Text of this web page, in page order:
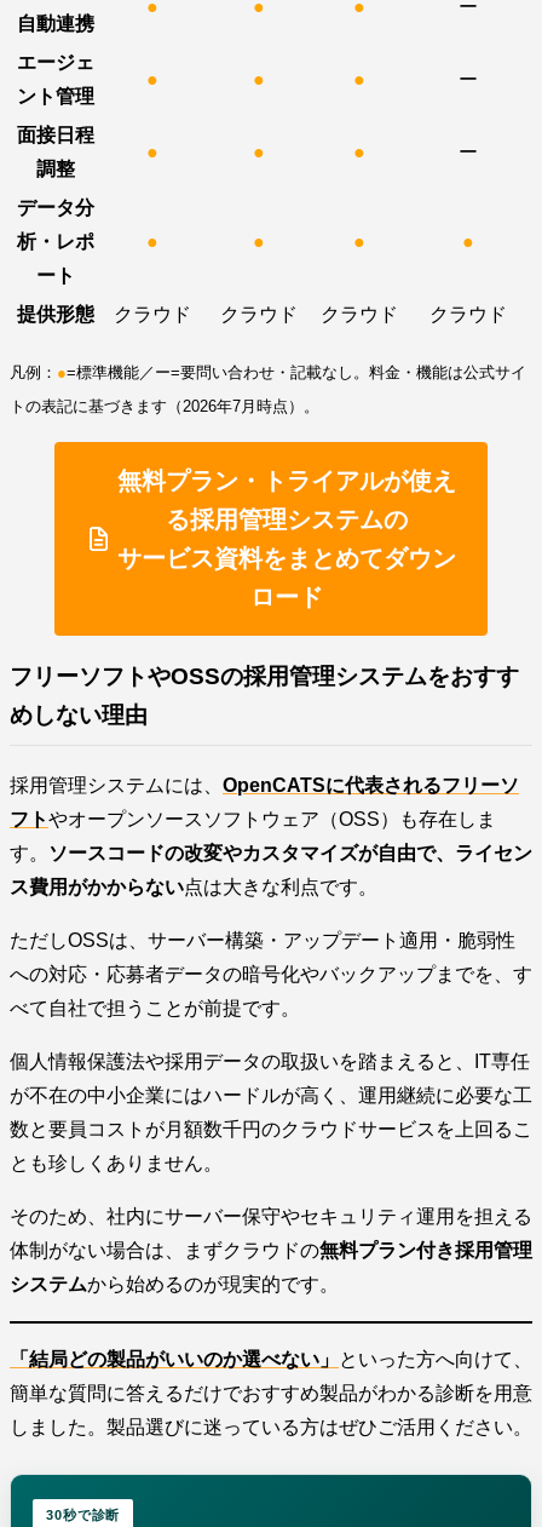
自動連携
● ● ● ー
エージェ
ント管理
● ● ● ー
面接日程
調整
● ● ● ー
データ分
析・レポ
ート
● ● ● ●
提供形態 クラウド クラウド クラウド クラウド
凡例： ●=標準機能／ー=要問い合わせ・記載なし。料金・機能は公式サイ
トの表記に基づきます（2026年7月時点）。
無料プラン・トライアルが使え
る採用管理システムの
サービス資料をまとめてダウン
ロード
フリーソフトやOSSの採用管理システムをおすす
めしない理由
採用管理システムには、 OpenCATSに代表されるフリーソ
フトやオープンソースソフトウェア（OSS）も存在しま
す。
ソースコードの改変やカスタマイズが自由で、ライセン
ス費用がかからない点は大きな利点です。
ただしOSSは、サーバー構築・アップデート適用・脆弱性
への対応・応募者データの暗号化やバックアップまでを、す
べて自社で担うことが前提です。
個人情報保護法や採用データの取扱いを踏まえると、IT専任
が不在の中小企業にはハードルが高く、運用継続に必要な工
数と要員コストが月額数千円のクラウドサービスを上回るこ
とも珍しくありません。
そのため、社内にサーバー保守やセキュリティ運用を担える
体制がない場合は、まずクラウドの無料プラン付き採用管理
システムから始めるのが現実的です。
「結局どの製品がいいのか選べない」 といった方へ向けて、
簡単な質問に答えるだけでおすすめ製品がわかる診断を用意
しました。製品選びに迷っている方はぜひご活用ください。
30秒で診断